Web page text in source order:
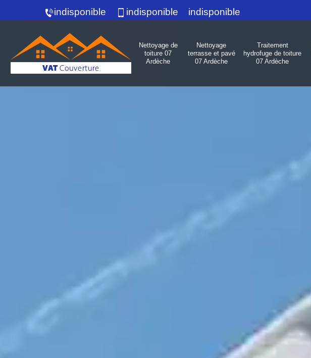
indisponible indisponible indisponible
Nettoyage de
toiture 07
Ardèche
Nettoyage
terrasse et pavé
07 Ardèche
Traitement
hydrofuge de toiture
07 Ardèche